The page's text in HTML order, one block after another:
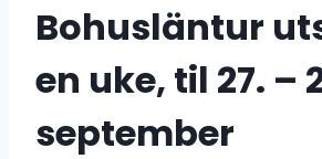
Bohusläntur
en uke, til 27. –
september